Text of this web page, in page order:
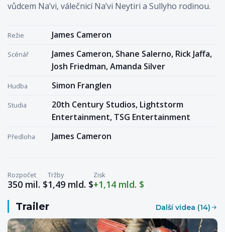
vůdcem Na’vi, válečnicí Na’vi Neytiri a Sullyho rodinou.
Režie James Cameron
Scénář
James Cameron, Shane Salerno, Rick Jaffa,
Josh Friedman, Amanda Silver
Hudba Simon Franglen
Studia
20th Century Studios, Lightstorm
Entertainment, TSG Entertainment
Předloha James Cameron
Rozpočet
350 mil. $
Tržby
1,49 mld. $
Zisk
+1,14 mld. $
Trailer
Další videa (14)